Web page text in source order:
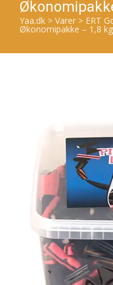
Yaa.dk > Varer > ERT
Økonomipakke – 1,8 kg